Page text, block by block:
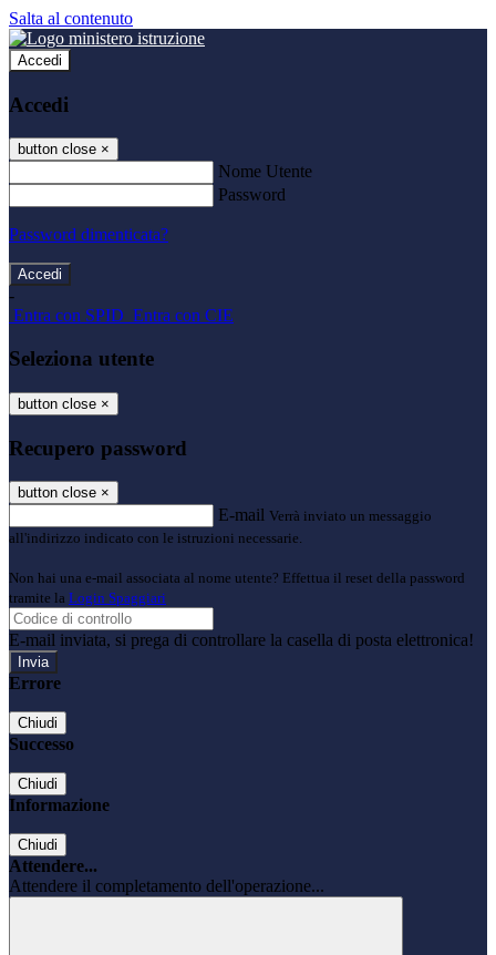
Salta al contenuto
Accedi
Accedi
button close ×
Nome Utente
Password
Password dimenticata?
-
Entra con SPID Entra con CIE
Seleziona utente
button close ×
Recupero password
button close ×
E-mail Verrà inviato un messaggio
all'indirizzo indicato con le istruzioni necessarie.
Non hai una e-mail associata al nome utente? Effettua il reset della password
tramite la Login Spaggiari
E-mail inviata, si prega di controllare la casella di posta elettronica!
Errore
Chiudi
Successo
Chiudi
Informazione
Chiudi
Attendere...
Attendere il completamento dell'operazione...